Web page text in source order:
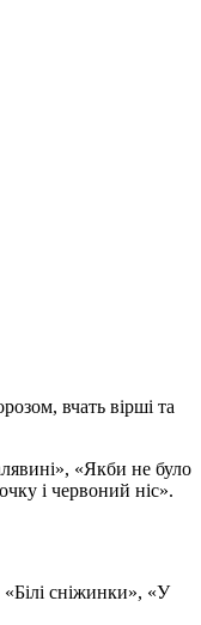
вчать вірші та
«Якби не було
і червоний ніс».
«Білі сніжинки», «У